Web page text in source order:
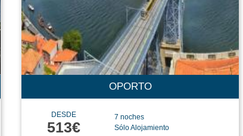
OPORTO
DESDE
513€
7 noches
Sólo Alojamiento